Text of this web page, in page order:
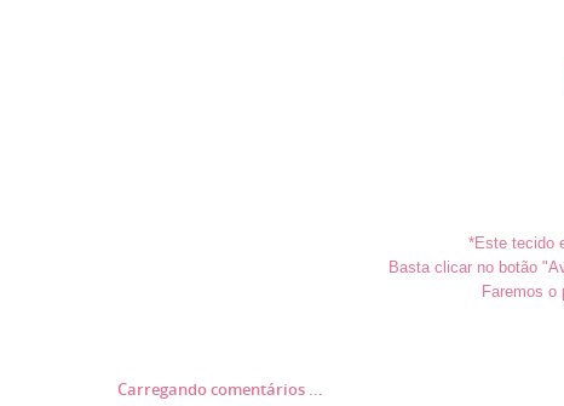
*Este tecido
Basta clicar no botão
Faremos o
Carregando comentários ...